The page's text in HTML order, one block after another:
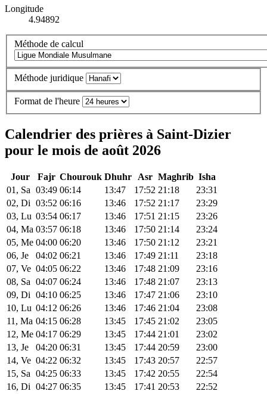
Longitude
4.94892
Méthode de calcul
Méthode juridique
Format de l'heure
Calendrier des prières à Saint-Dizier
pour le mois de août 2026
Jour Fajr Chourouk Dhuhr Asr Maghrib Isha
01, Sa 03:49 06:14 13:47 17:52 21:18
23:31
02, Di 03:52 06:16 13:46 17:52 21:17
23:29
03, Lu 03:54 06:17 13:46 17:51 21:15
23:26
04, Ma 03:57 06:18 13:46 17:50 21:14
23:24
05, Me 04:00 06:20 13:46 17:50 21:12
23:21
06, Je
04:02 06:21 13:46 17:49 21:11
23:18
07, Ve 04:05 06:22 13:46 17:48 21:09
23:16
08, Sa 04:07 06:24 13:46 17:48 21:07
23:13
09, Di 04:10 06:25 13:46 17:47 21:06
23:10
10, Lu 04:12 06:26 13:46 17:46 21:04
23:08
11, Ma 04:15 06:28 13:45 17:45 21:02
23:05
12, Me 04:17 06:29 13:45 17:44 21:01
23:02
13, Je
04:20 06:31 13:45 17:44 20:59
23:00
14, Ve 04:22 06:32 13:45 17:43 20:57
22:57
15, Sa 04:25 06:33 13:45 17:42 20:55
22:54
16, Di 04:27 06:35 13:45 17:41 20:53
22:52